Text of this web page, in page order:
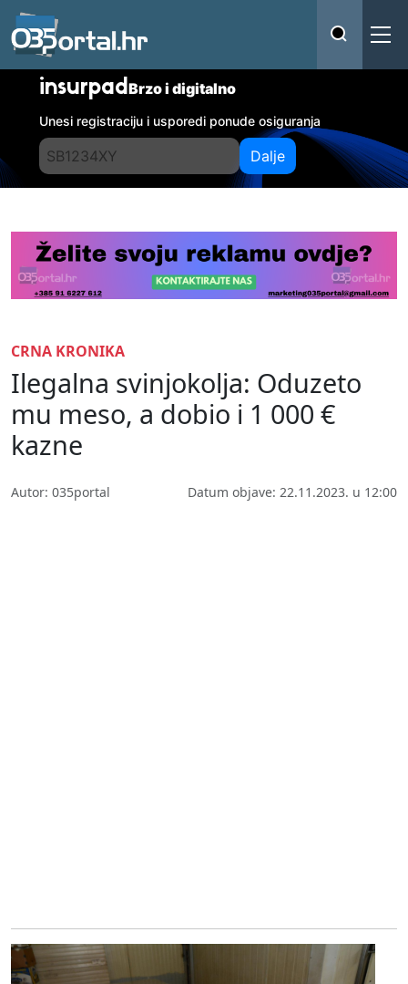
insurpadBrzo i digitalno
Unesi registraciju i usporedi ponude osiguranja
Dalje
CRNA KRONIKA
Ilegalna svinjokolja: Oduzeto
mu meso, a dobio i 1 000 €
kazne
Autor: 035portal Datum objave: 22.11.2023. u 12:00